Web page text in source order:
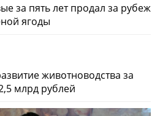
за пять лет продал за рубеж
ягоды
животноводства за
млрд рублей